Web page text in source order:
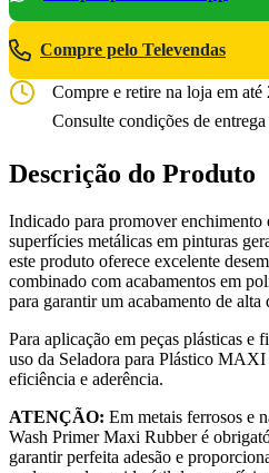
Compre pelo Televendas
Compre e retire na loja em até
Consulte condições de
Descrição do Produto
Indicado para promover enchimento
superfícies metálicas em pinturas
este produto oferece excelente
combinado com acabamentos em
para garantir um acabamento de
Para aplicação em peças plásticas e
uso da Seladora para Plástico
eficiência e aderência.
ATENÇÃO: Em metais ferrosos e
Wash Primer Maxi Rubber é
garantir perfeita adesão e